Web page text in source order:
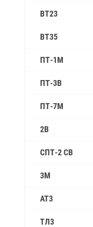
ВТ23
ВТ35
ПТ-1М
ПТ-3В
ПТ-7М
2B
СПТ-2 СВ
3М
АТ3
ТЛ3